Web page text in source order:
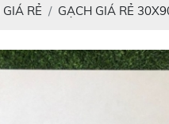
RẺ GẠCH GIÁ RẺ